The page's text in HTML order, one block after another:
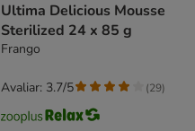
Ultima Delicious Mousse
Sterilized 24 x 85 g
Frango
Avaliar: 3.7/5 (29)